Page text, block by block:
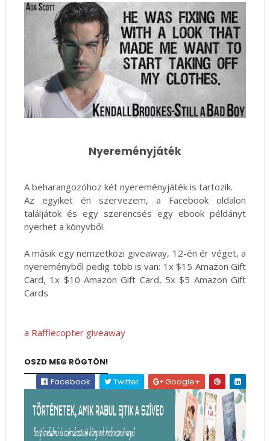
Nyereményjáték
A beharangozóhoz két nyereményjáték is tartozik.
Az egyiket én szervezem, a Facebook oldalon
találjátok és egy szerencsés egy ebook példányt
nyerhet a könyvből.
A másik egy nemzetközi giveaway, 12-én ér véget, a
nyereményből pedig több is van: 1x $15 Amazon Gift
Card, 1x $10 Amazon Gift Card, 5x $5 Amazon Gift
Cards
a Rafflecopter giveaway
OSZD MEG RÖGTÖN!
Facebook
Twitter Google+